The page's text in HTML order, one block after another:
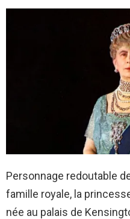
Personnage redoutable
famille royale, la
née au palais de